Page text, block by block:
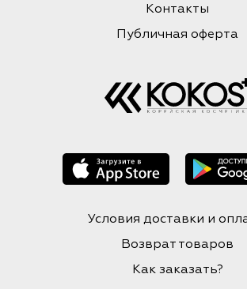
Контакты
Публичная оферта
Условия доставки и
Возврат товаров
Как заказать?